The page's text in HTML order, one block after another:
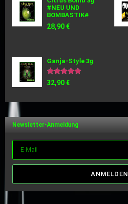
#NEU UND
BOMBASTIK#
28,90 €
Ganja-Style 3g
Bewertet
mit
32,90 €
Newsletter-Anmeldung
ANMELDEN